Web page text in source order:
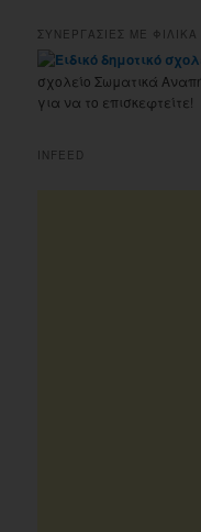
ΣΥΝΕΡΓΑΣΙΕΣ ΜΕ ΦΙΛΙΚΑ
σχολείο Σωματικά
για να το επισκεφτείτε!
INFEED